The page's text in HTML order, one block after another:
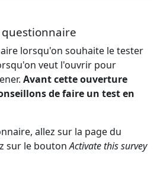
questionnaire
lorsqu'on souhaite le tester
veut l'ouvrir pour
Avant cette ouverture
de faire un test en
allez sur la page du
sur le boutonActivate this survey